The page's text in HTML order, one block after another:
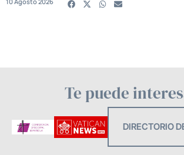
Te puede
DIRECTORIO